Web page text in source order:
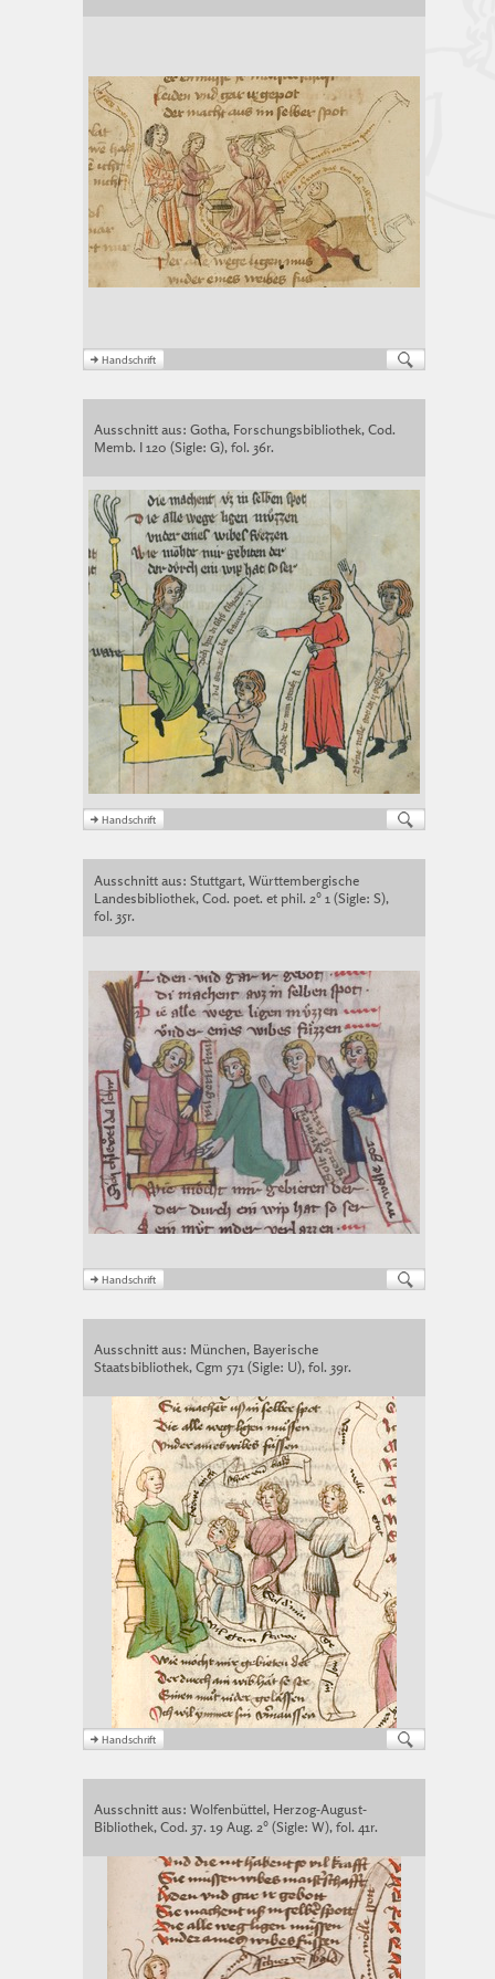
Ausschnitt aus: Gotha, Forschungsbibliothek, Cod.
Memb. I 120 (Sigle: G), fol. 36r.
Ausschnitt aus: Stuttgart, Württembergische
Landesbibliothek, Cod. poet. et phil. 2° 1 (Sigle: S),
fol. 35r.
Ausschnitt aus: München, Bayerische
Staatsbibliothek, Cgm 571 (Sigle: U), fol. 39r.
Ausschnitt aus: Wolfenbüttel, Herzog-August-
Bibliothek, Cod. 37. 19 Aug. 2° (Sigle: W), fol. 41r.